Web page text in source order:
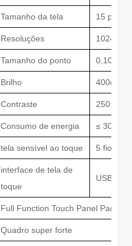
Tamanho da tela 15
Resoluções 1024 (H)
Tamanho do ponto 0,107
Brilho 400cd /
Contraste 250: 1
Consumo de energia ≤ 30W
tela sensível ao toque 5 fios
interface de tela de
toque
USB
Full Function Touch Panel Para PC
Quadro super forte